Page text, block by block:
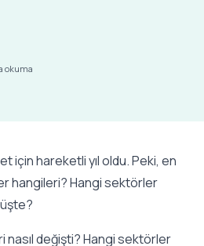
okuma
için hareketli yıl oldu. Peki, en
hangileri? Hangi sektörler
nasıl değişti? Hangi sektörler